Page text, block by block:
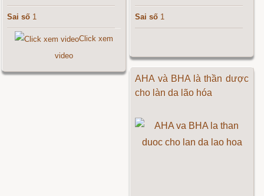
Sai số 1
Click xem
video
Sai số 1
AHA và BHA là thần dược
cho làn da lão hóa